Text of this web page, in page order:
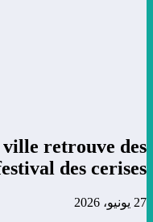
retrouve des
des cerises
27 يونيو، 2026